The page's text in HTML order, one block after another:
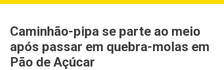
Caminhão-pipa se parte ao meio
após passar em quebra-molas em
Pão de Açúcar